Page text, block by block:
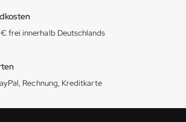
frei innerhalb Deutschlands
Rechnung, Kreditkarte